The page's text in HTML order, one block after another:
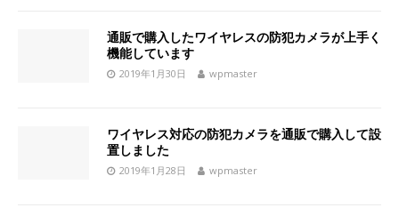
通販で購入したワイヤレスの防犯カメラが上手く
機能しています
2019年1月30日 wpmaster
ワイヤレス対応の防犯カメラを通販で購入して設
置しました
2019年1月28日 wpmaster